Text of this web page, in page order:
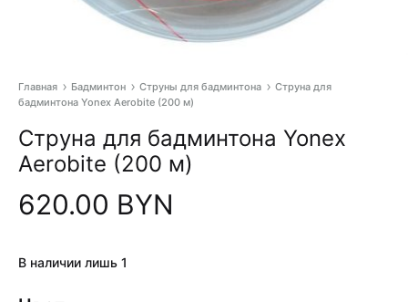
Главная Бадминтон Струны для бадминтона
Струна для
бадминтона Yonex Aerobite (200 м)
Струна для бадминтона Yonex
Aerobite (200 м)
620.00 BYN
В наличии лишь 1